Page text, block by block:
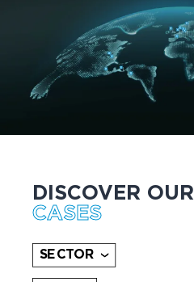
DISCOVER OUR
CASES
SECTOR